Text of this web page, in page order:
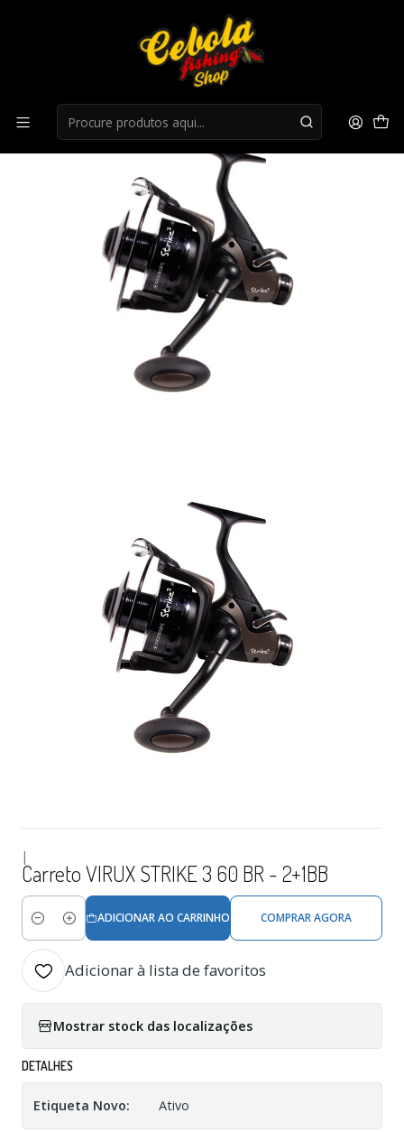
Carretos Spinning
Carreto VIRUX STRIKE 3 60 BR - 2+1BB
|
Carreto VIRUX STRIKE 3 60 BR - 2+1BB
Quantidade
ADICIONAR AO CARRINHO COMPRAR AGORA
Adicionar à lista de favoritos
Mostrar stock das localizações
DETALHES
Etiqueta Novo: Ativo